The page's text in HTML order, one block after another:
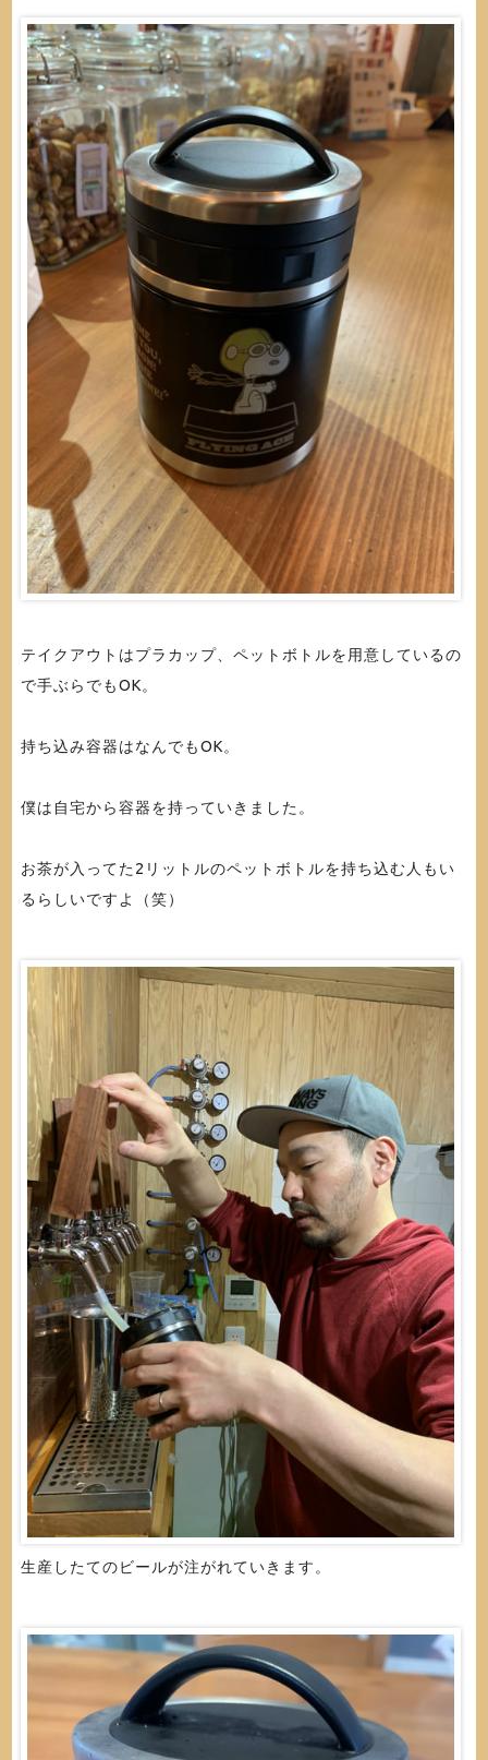
テイクアウトはプラカップ、ペットボトルを用意しているの
で手ぶらでもOK。
持ち込み容器はなんでもOK。
僕は自宅から容器を持っていきました。
お茶が入ってた2リットルのペットボトルを持ち込む人もい
るらしいですよ（笑）
生産したてのビールが注がれていきます。